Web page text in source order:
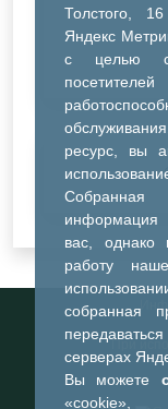
Толстого,
Яндекс
с целью
ресурс, вы
информация
вас, однако
работу
собранная
серверах
Вы можете
«cookie»,
При